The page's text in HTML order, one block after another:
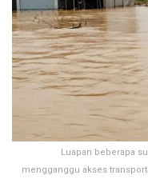
Luapan beberapa
mengganggu akses